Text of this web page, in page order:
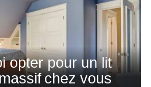
opter pour un lit
chez vous